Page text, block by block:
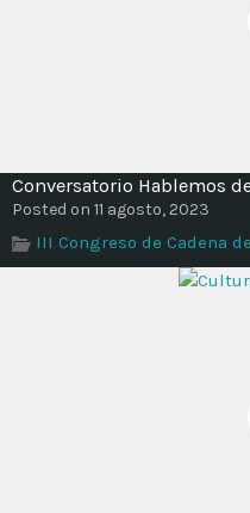
Conversatorio Hablemos
Posted on 11 agosto, 2023
III Congreso de Cadena